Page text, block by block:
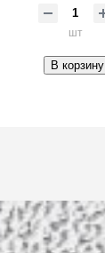
шт
В корзину